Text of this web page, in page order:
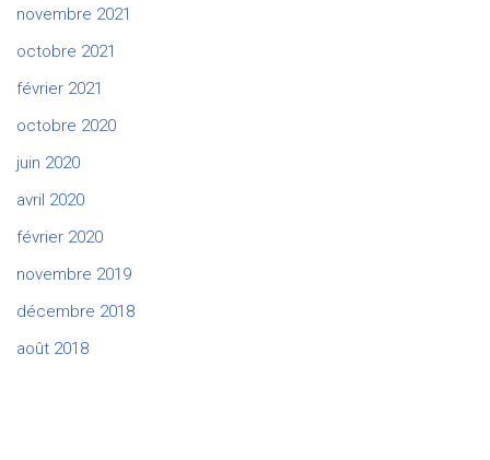
novembre 2021
octobre 2021
février 2021
octobre 2020
juin 2020
avril 2020
février 2020
novembre 2019
décembre 2018
août 2018